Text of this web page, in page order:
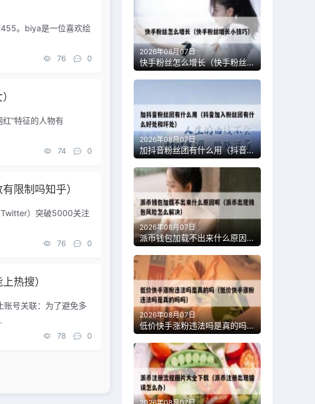
。biya是一位喜欢绘
76 0
”特征的人物有
74 0
限制吗知乎）
）突破5000关注
76 0
热搜）
号关联：为了避免多
78 0
2026年08月07日
快手粉丝怎么增长（快手粉丝增长小技巧）
2026年08月07日
加抖音粉丝团有什么用（抖音加入粉丝团有什么好处和坏处）
2026年08月07日
派币钱包加载不出来什么原因呢（派币出现钱包风险怎么解决）
2026年08月07日
低价快手涨粉违法吗是真的吗（低价快手涨粉违法吗是真的吗吗）